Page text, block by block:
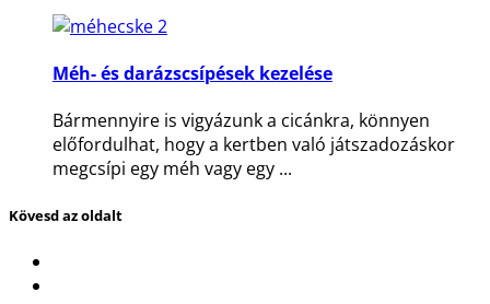
Méh- és darázscsípések kezelése
Bármennyire is vigyázunk a cicánkra, könnyen
előfordulhat, hogy a kertben való játszadozáskor
megcsípi egy méh vagy egy ...
Kövesd az oldalt